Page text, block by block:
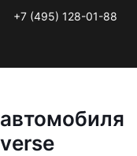
+7 (495) 128-01-88